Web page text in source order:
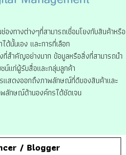
องทางต่างๆที่สามารถเชื่อมโยงกับสินค้าหรือ
ได้นั้นเอง และการที่เลือก
สำคัญอย่างมาก ข้อมูลหรือสิ่งที่สามารถนำ
ชน์แก่ผู้รับสื่อและกลุ่มลูกค้า
แสดงออกถึงภาพลักษณ์ที่ดีของสินค้าและ
ลักษณ์ด้านองค์กรได้ชัดเจน
/ Blogger